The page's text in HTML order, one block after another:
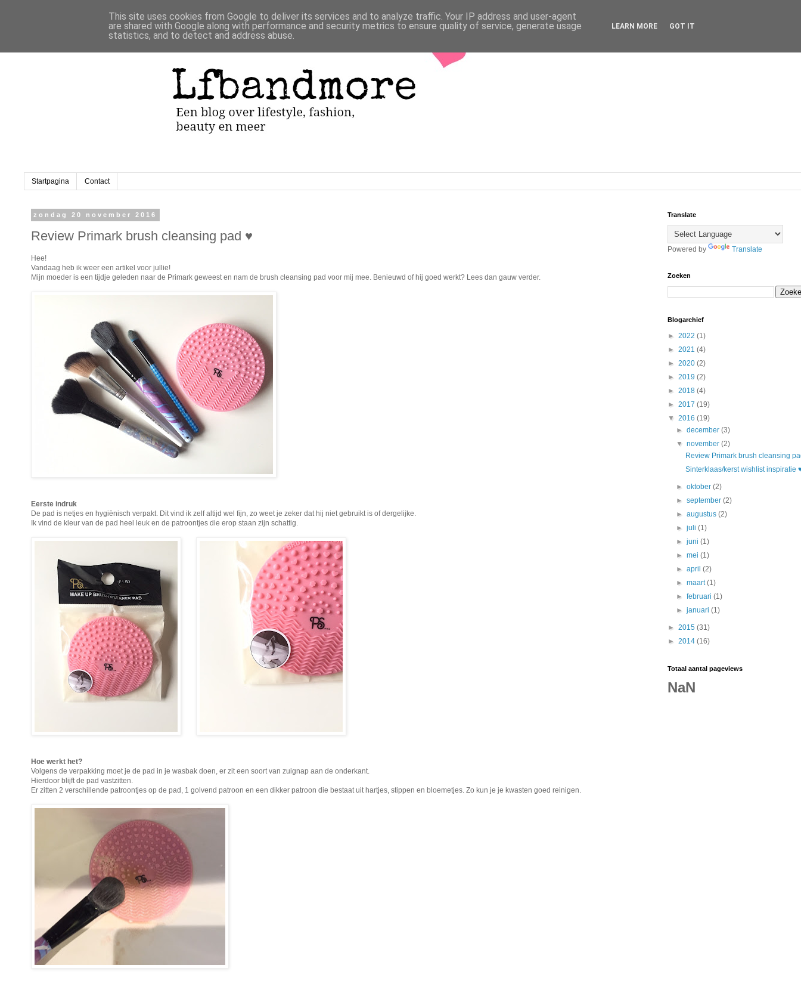
Startpagina Contact
zondag 20 november 2016
Review Primark brush cleansing pad ♥︎
Hee!
Vandaag heb ik weer een artikel voor jullie!
Mijn moeder is een tijdje geleden naar de Primark geweest en nam de brush cleansing pad voor mij mee. Benieuwd of hij goed werkt? Lees dan gauw verder.
Eerste indruk
De pad is netjes en hygiënisch verpakt. Dit vind ik zelf altijd wel fijn, zo weet je zeker dat hij niet gebruikt is of dergelijke.
Ik vind de kleur van de pad heel leuk en de patroontjes die erop staan zijn schattig.
Hoe werkt het?
Volgens de verpakking moet je de pad in je wasbak doen, er zit een soort van zuignap aan de onderkant.
Hierdoor blijft de pad vastzitten.
Er zitten 2 verschillende patroontjes op de pad, 1 golvend patroon en een dikker patroon die bestaat uit hartjes, stippen en bloemetjes. Zo kun je je kwasten goed reinigen.
Translate
Powered by Translate
Zoeken
Blogarchief
► 2022 (1)
► 2021 (4)
► 2020 (2)
► 2019 (2)
► 2018 (4)
► 2017 (19)
▼ 2016 (19)
►december(3)
▼november(2)
Review Primark brush cleansing
Sinterklaas/kerst wishlist inspiratie
►oktober(2)
►september(2)
►augustus(2)
►juli(1)
►juni(1)
►mei(1)
►april(2)
►maart(1)
►februari(1)
►januari(1)
► 2015 (31)
► 2014 (16)
Totaal aantal pageviews
NaN
This site uses cookies from Google to deliver its services and to analyze traffic. Your IP address and user-agent
are shared with Google along with performance and security metrics to ensure quality of service, generate usage
statistics, and to detect and address abuse.
LEARN MORE GOT IT